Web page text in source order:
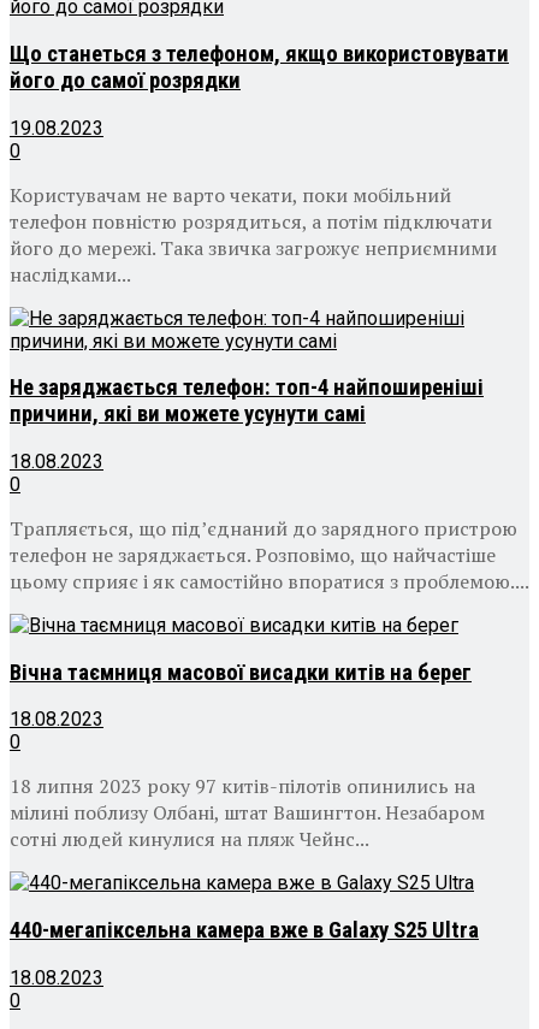
Що станеться з телефоном, якщо використовувати
його до самої розрядки
19.08.2023
0
Користувачам не варто чекати, поки мобільний
телефон повністю розрядиться, а потім підключати
його до мережі. Така звичка загрожує неприємними
наслідками...
Не заряджається телефон: топ-4 найпоширеніші
причини, які ви можете усунути самі
18.08.2023
0
Трапляється, що під’єднаний до зарядного пристрою
телефон не заряджається. Розповімо, що найчастіше
цьому сприяє і як самостійно впоратися з проблемою....
Вічна таємниця масової висадки китів на берег
18.08.2023
0
18 липня 2023 року 97 китів-пілотів опинились на
мілині поблизу Олбані, штат Вашингтон. Незабаром
сотні людей кинулися на пляж Чейнс...
440-мегапіксельна камера вже в Galaxy S25 Ultra
18.08.2023
0